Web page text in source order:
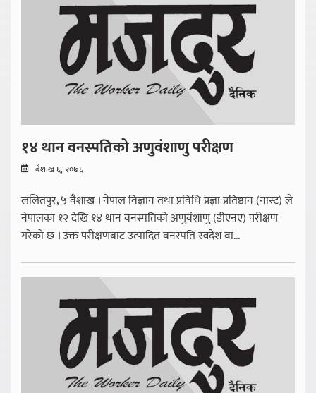
१४ थान वनस्पतिको अणुवंशाणु परीक्षण
बैशाख ६, २०७६
ललितपुर, ५ वैशाख । नेपाल विज्ञान तथा प्रविधि प्रज्ञा प्रतिष्ठान (नास्ट) ले
नेपालका १२ देखि १४ थान वनस्पतिको अणुवंशाणु (डीएनए) परीक्षण
गरेको छ । उक्त परीक्षणबाट उत्पादित वनस्पति स्वदेश वा...